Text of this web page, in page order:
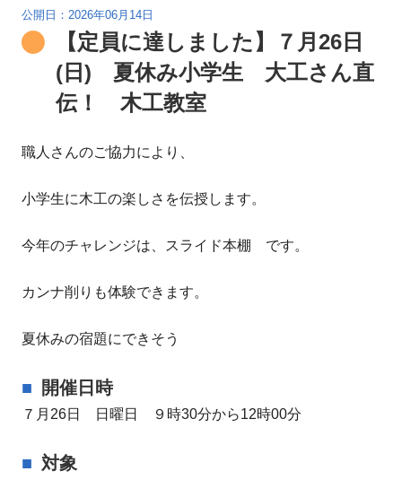
2026年06月14日
【定員に達しました】７月26日
(日) 夏休み小学生 大工さん直
伝！ 木工教室
職人さんのご協力により、
小学生に木工の楽しさを伝授します。
今年のチャレンジは、スライド本棚 です。
カンナ削りも体験できます。
夏休みの宿題にできそう
開催日時
７月26日 日曜日 ９時30分から12時00分
対象